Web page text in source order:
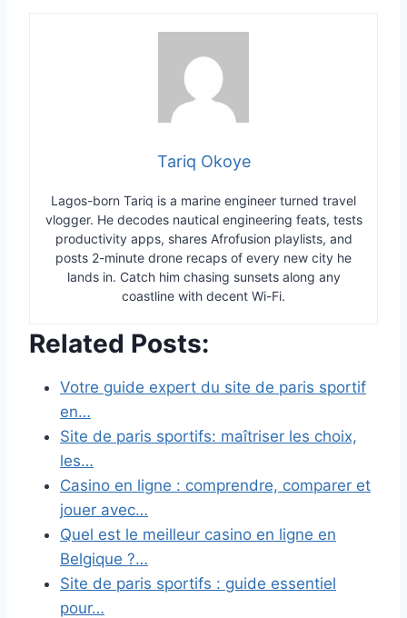
Tariq Okoye
Lagos-born Tariq is a marine engineer turned travel
vlogger. He decodes nautical engineering feats, tests
productivity apps, shares Afrofusion playlists, and
posts 2-minute drone recaps of every new city he
lands in. Catch him chasing sunsets along any
coastline with decent Wi-Fi.
Related Posts:
Votre guide expert du site de paris sportif
en…
Site de paris sportifs: maîtriser les choix,
les…
Casino en ligne : comprendre, comparer et
jouer avec…
Quel est le meilleur casino en ligne en
Belgique ?…
Site de paris sportifs : guide essentiel
pour…